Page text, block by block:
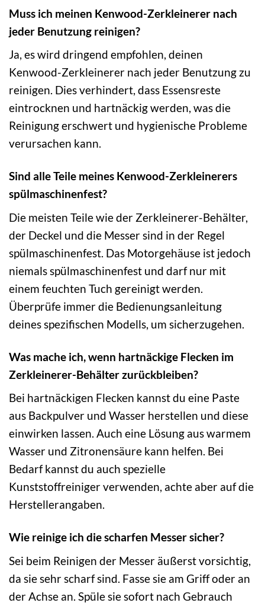
Muss ich meinen Kenwood-Zerkleinerer nach
jeder Benutzung reinigen?
Ja, es wird dringend empfohlen, deinen
Kenwood-Zerkleinerer nach jeder Benutzung zu
reinigen. Dies verhindert, dass Essensreste
eintrocknen und hartnäckig werden, was die
Reinigung erschwert und hygienische Probleme
verursachen kann.
Sind alle Teile meines Kenwood-Zerkleinerers
spülmaschinenfest?
Die meisten Teile wie der Zerkleinerer-Behälter,
der Deckel und die Messer sind in der Regel
spülmaschinenfest. Das Motorgehäuse ist jedoch
niemals spülmaschinenfest und darf nur mit
einem feuchten Tuch gereinigt werden.
Überprüfe immer die Bedienungsanleitung
deines spezifischen Modells, um sicherzugehen.
Was mache ich, wenn hartnäckige Flecken im
Zerkleinerer-Behälter zurückbleiben?
Bei hartnäckigen Flecken kannst du eine Paste
aus Backpulver und Wasser herstellen und diese
einwirken lassen. Auch eine Lösung aus warmem
Wasser und Zitronensäure kann helfen. Bei
Bedarf kannst du auch spezielle
Kunststoffreiniger verwenden, achte aber auf die
Herstellerangaben.
Wie reinige ich die scharfen Messer sicher?
Sei beim Reinigen der Messer äußerst vorsichtig,
da sie sehr scharf sind. Fasse sie am Griff oder an
der Achse an. Spüle sie sofort nach Gebrauch